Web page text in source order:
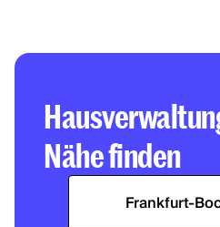
Nähe finden
Frankfurt-